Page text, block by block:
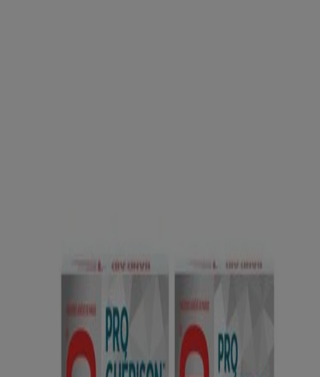
Mode d'emploi
MODE D'EMPLOI : Appliquer le pansement sur la peau propre et
sèche. Pour le retirer, décoller soigneusement une des extrémités en
l’étirant contre la peau. Changer le pansement tous les 1 ou 2 jours.
Mises en garde et précautions